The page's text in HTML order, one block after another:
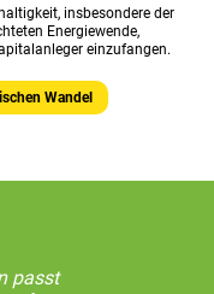
insbesondere der
Energiewende,
einzufangen.
Wandel
passt